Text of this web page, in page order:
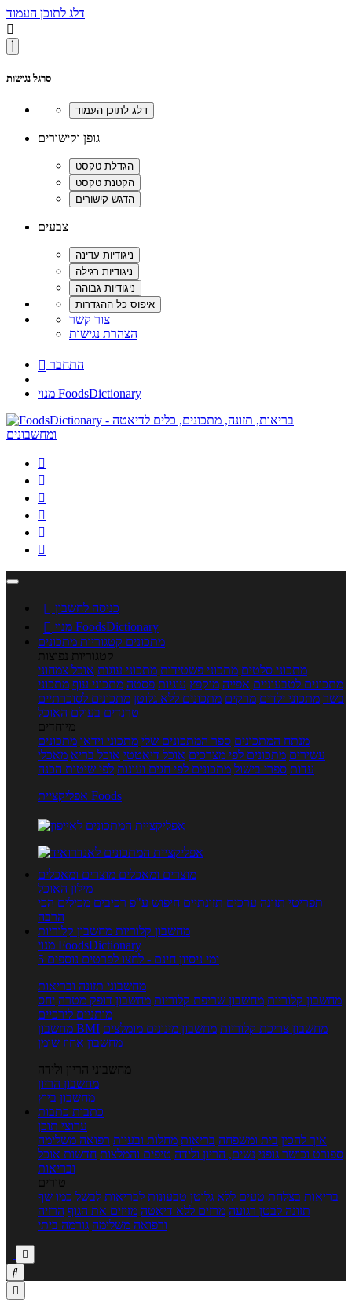
דלג לתוכן העמוד

סרגל נגישות
גופן וקישורים
צבעים
צור קשר
הצהרת נגישות
 התחבר
מנוי FoodsDictionary






 כניסה לחשבון

מנוי FoodsDictionary
מתכונים קטגוריות מתכונים
קטגוריות נפוצות
מתכוני סלטים מתכוני פשטידות מתכוני עוגות אוכל צמחוני
מתכונים לטבעוניים אפייה מוקפץ עוגיות פסטה מתכוני עוף מתכוני
בשר מתכוני ילדים מרקים מתכונים ללא גלוטן מתכונים לסוכרתיים
טרנדים בעולם האוכל
מיוחדים
מנתח המתכונים ספר המתכונים שלי מתכוני וידאו מתכונים
עשירים מתכונים לפי מצרכים אוכל דיאטטי אוכל בריא מאכלי
עדות ספרי בישול מתכונים לפי חגים ועונות לפי שיטות הכנה
אפליקציית Foods
מוצרים ומאכלים מוצרים ומאכלים
מילון האוכל
תפריטי תזונה ערכים תזונתיים חיפוש ע"פ רכיבים מכילים הכי
הרבה
מחשבון קלוריות מחשבון קלוריות
מנוי FoodsDictionary
5 ימי ניסיון חינם - לחצו לפרטים נוספים
מחשבוני תזונה ובריאות
מחשבון קלוריות מחשבון שריפת קלוריות מחשבון דופק מטרה יחס
מותניים לירכיים
מחשבון BMI
מחשבון צריכת קלוריות מחשבון מינונים מומלצים
מחשבון אחוז שומן
מחשבוני הריון ולידה
מחשבון הריון
מחשבון ביוץ
כתבות כתבות
ערוצי תוכן
איך להכין בית ומשפחה בריאות מחלות ובעיות רפואה משלימה
ספורט וכושר גופני נשים, הריון ולידה טיפים והמלצות חדשות אוכל
ובריאות
טורים
בריאות בצלחת טעים ללא גלוטן טבעונות לבריאות לבשל כמו שף
תזונה לבטן רגועה מרזים ללא דיאטה מזיזים את הגוף הרזיה
ורפואה משלימה גורמה ביתי


